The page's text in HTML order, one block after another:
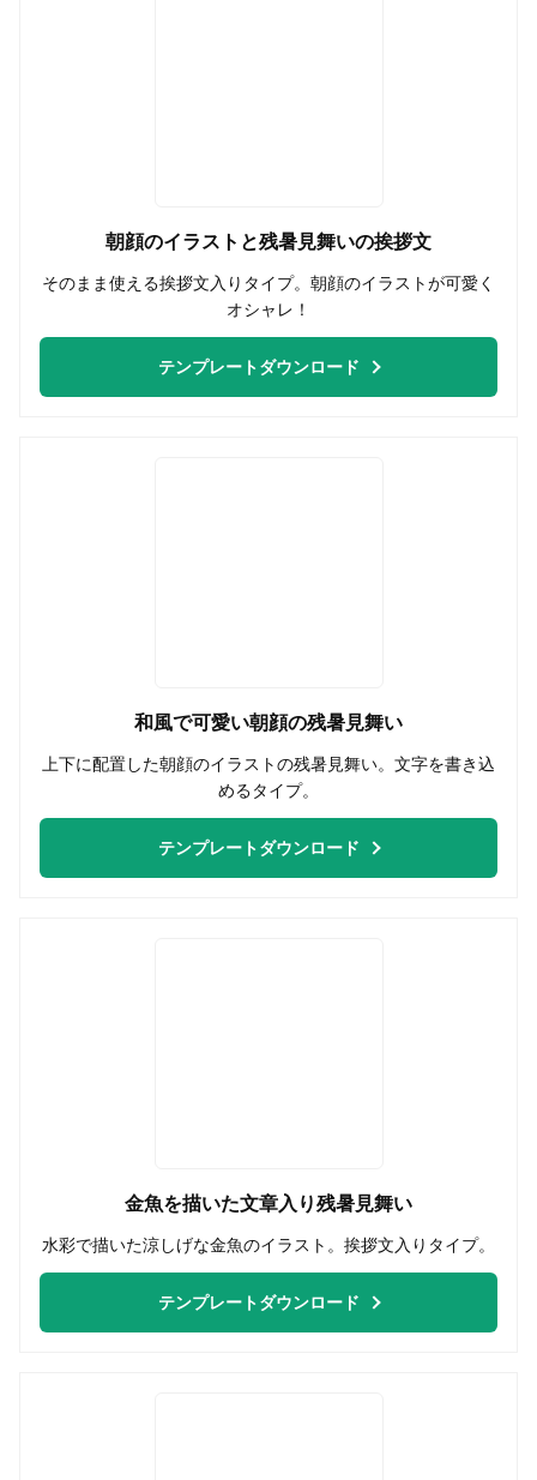
朝顔のイラストと残暑見舞いの挨拶文
そのまま使える挨拶文入りタイプ。朝顔のイラストが可愛く
オシャレ！
テンプレートダウンロード
和風で可愛い朝顔の残暑見舞い
上下に配置した朝顔のイラストの残暑見舞い。文字を書き込
めるタイプ。
テンプレートダウンロード
金魚を描いた文章入り残暑見舞い
水彩で描いた涼しげな金魚のイラスト。挨拶文入りタイプ。
テンプレートダウンロード